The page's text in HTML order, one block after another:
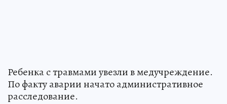
Ребенка с травмами увезли в медучреждение.
По факту аварии начато административное
расследование.